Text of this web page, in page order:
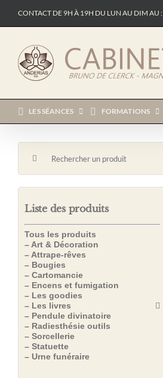
contenu
CONTACT DE 9H À 19H DU LUN AU DIM AU :
LES SÉANCES FORMATIONS
Rechercher:
Liste des produits
Tous les produits
– Art & Décoration
– Attrape-rêves
– Bougies
– Cartomancie
– Encens et fumigation
– Les goodies
– Les livres
– Pendule divinatoire
– Radiesthésie outils
– Sorcellerie
– Statuette
– Urne funéraire